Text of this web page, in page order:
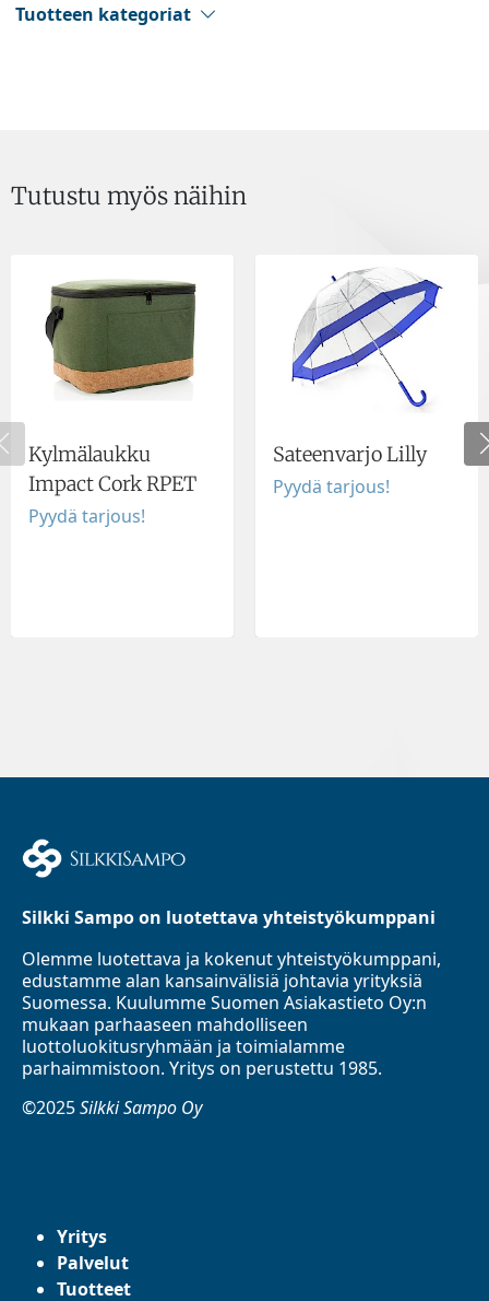
Tuotteen kategoriat
Tutustu myös näihin
Kylmälaukku
Impact Cork RPET
Pyydä tarjous!
Sateenvarjo Lilly
Pyydä tarjous!
Silkki Sampo on luotettava yhteistyökumppani
Olemme luotettava ja kokenut yhteistyökumppani,
edustamme alan kansainvälisiä johtavia yrityksiä
Suomessa. Kuulumme Suomen Asiakastieto Oy:n
mukaan parhaaseen mahdolliseen
luottoluokitusryhmään ja toimialamme
parhaimmistoon. Yritys on perustettu 1985.
©2025Silkki Sampo Oy
Yritys
Palvelut
Tuotteet